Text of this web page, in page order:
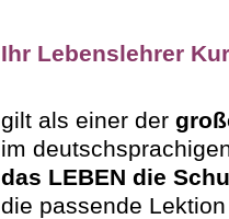
Ihr Lebenslehrer
gilt als einer der
im
das LEBEN die
die passende